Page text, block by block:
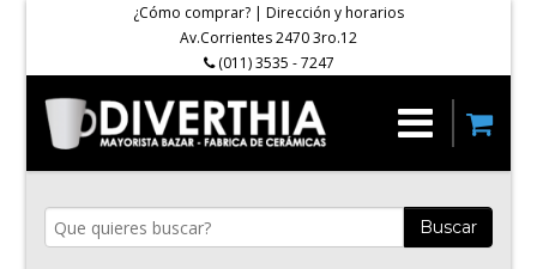
¿Cómo comprar? | Dirección y horarios
Av.Corrientes 2470 3ro.12
(011) 3535 - 7247
Buscar